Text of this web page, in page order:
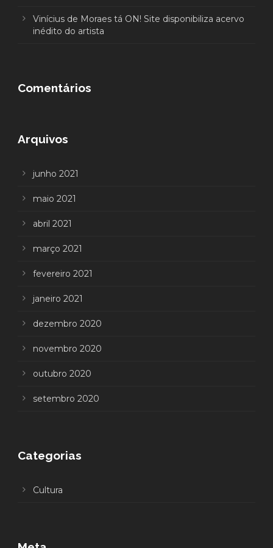
Vinícius de Moraes tá ON! Site disponibiliza acervo
inédito do artista
Comentários
Arquivos
junho 2021
maio 2021
abril 2021
março 2021
fevereiro 2021
janeiro 2021
dezembro 2020
novembro 2020
outubro 2020
setembro 2020
Categorias
Cultura